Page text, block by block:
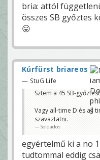
bria: attól
összes SB győztes
😛
Kúrfürst briareos
— StuG Life
Sztem a 45 SB-
Vagy all-time D és all
szavaztatni.
Soldados
egyértelmű ki a no
tudtommal eddig